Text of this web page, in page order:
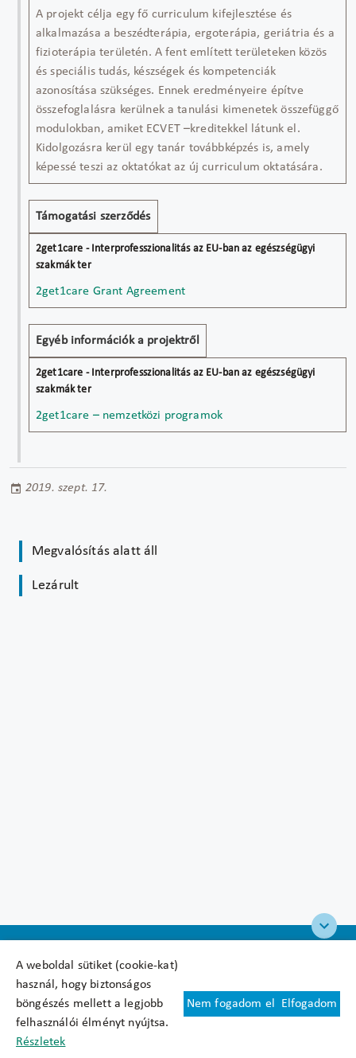
A weboldal sütiket (cookie-kat)
használ, hogy biztonságos
böngészés mellett a legjobb
felhasználói élményt nyújtsa.
Részletek
Nem fogadom el Elfogadom
A projekt célja egy fő curriculum kifejlesztése és
alkalmazása a beszédterápia, ergoterápia, geriátria és a
fizioterápia területén. A fent említett területeken közös
és speciális tudás, készségek és kompetenciák
azonosítása szükséges. Ennek eredményeire építve
összefoglalásra kerülnek a tanulási kimenetek összefüggő
modulokban, amiket ECVET –kreditekkel látunk el.
Kidolgozásra kerül egy tanár továbbképzés is, amely
képessé teszi az oktatókat az új curriculum oktatására.
Támogatási szerződés
2get1care Grant Agreement
Egyéb információk a projektről
2get1care – nemzetközi programok
2019. szept. 17.
Megvalósítás alatt áll
Lezárult
Felhasználási feltételek